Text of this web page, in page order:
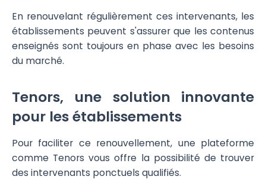
En renouvelant régulièrement ces intervenants, les
établissements peuvent s'assurer que les contenus
enseignés sont toujours en phase avec les besoins
du marché.
Tenors, une solution innovante
pour les établissements
Pour faciliter ce renouvellement, une plateforme
comme Tenors vous offre la possibilité de trouver
des intervenants ponctuels qualifiés.